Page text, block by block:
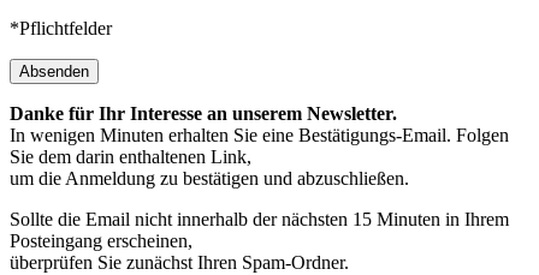
*Pflichtfelder
Absenden
Danke für Ihr Interesse an unserem Newsletter.
In wenigen Minuten erhalten Sie eine Bestätigungs-Email. Folgen
Sie dem darin enthaltenen Link,
um die Anmeldung zu bestätigen und abzuschließen.
Sollte die Email nicht innerhalb der nächsten 15 Minuten in Ihrem
Posteingang erscheinen,
überprüfen Sie zunächst Ihren Spam-Ordner.